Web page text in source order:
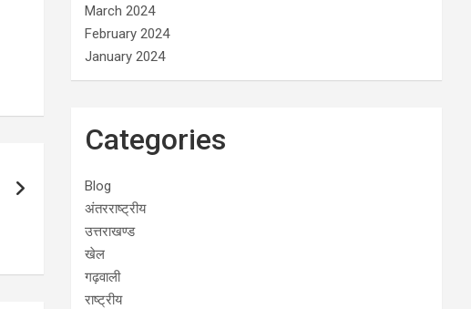
March 2024
February 2024
January 2024
Categories
Blog
अंतरराष्ट्रीय
उत्तराखण्ड
खेल
गढ़वाली
राष्ट्रीय